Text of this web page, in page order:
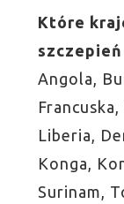
Które
szczepień
Angola,
Liberia,
Konga,
Surinam,